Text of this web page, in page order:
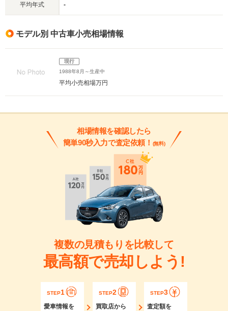
平均年式 -
モデル別 中古車小売相場情報
現行
1988年8月～生産中
平均小売相場万円
相場情報を確認したら
簡単90秒入力で査定依頼！ (無料)
複数の見積もりを比較して
最高額で売却しよう!
STEP1
愛車情報を
STEP2
買取店から
STEP3
査定額を